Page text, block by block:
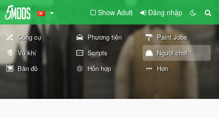
Show Adult Đăng nhập
Công cụ Phương tiện
Paint Jobs
Vũ khí
Scripts
Người chơi
Bản đồ
Hỗn hợp Hơn